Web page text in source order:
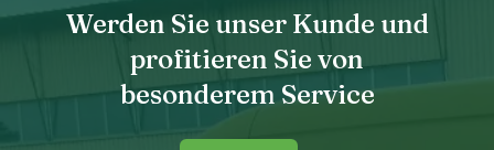
Werden Sie unser Kunde und
profitieren Sie von
besonderem Service